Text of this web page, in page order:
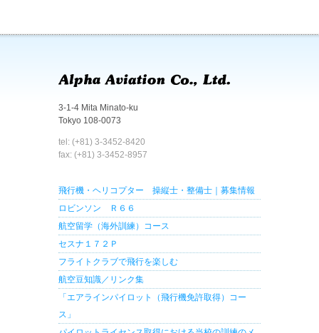
3-1-4 Mita Minato-ku
Tokyo 108-0073
tel: (+81) 3-3452-8420
fax: (+81) 3-3452-8957
飛行機・ヘリコプター 操縦士・整備士｜募集情報
ロビンソン Ｒ６６
航空留学（海外訓練）コース
セスナ１７２Ｐ
フライトクラブで飛行を楽しむ
航空豆知識／リンク集
「エアラインパイロット（飛行機免許取得）コー
ス」